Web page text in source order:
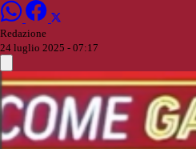
Redazione
24 luglio 2025 - 07:17